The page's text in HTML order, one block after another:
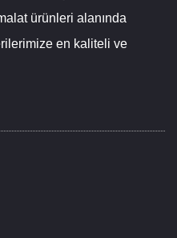
ürünleri alanında
en kaliteli ve